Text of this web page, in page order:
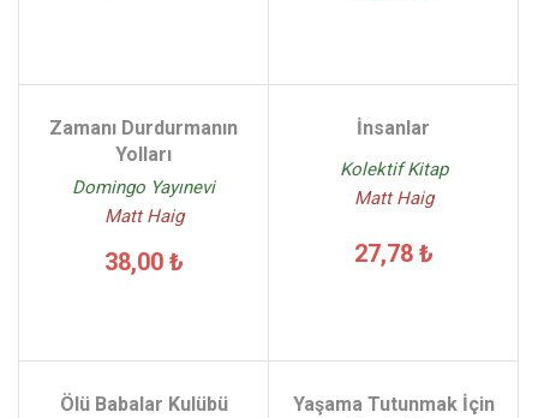
Zamanı Durdurmanın
Yolları
Domingo Yayınevi
Matt Haig
38,00 ₺
İnsanlar
Kolektif Kitap
Matt Haig
27,78 ₺
Ölü Babalar Kulübü
Yaşama Tutunmak İçin